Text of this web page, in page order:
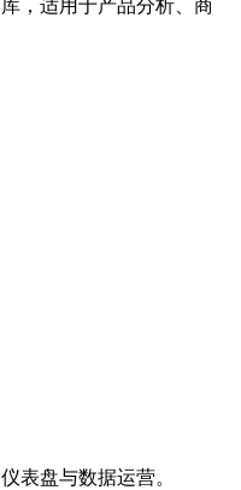
，适用于产品分析、商
表盘与数据运营。